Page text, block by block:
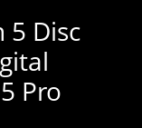
5 Disc
Pro